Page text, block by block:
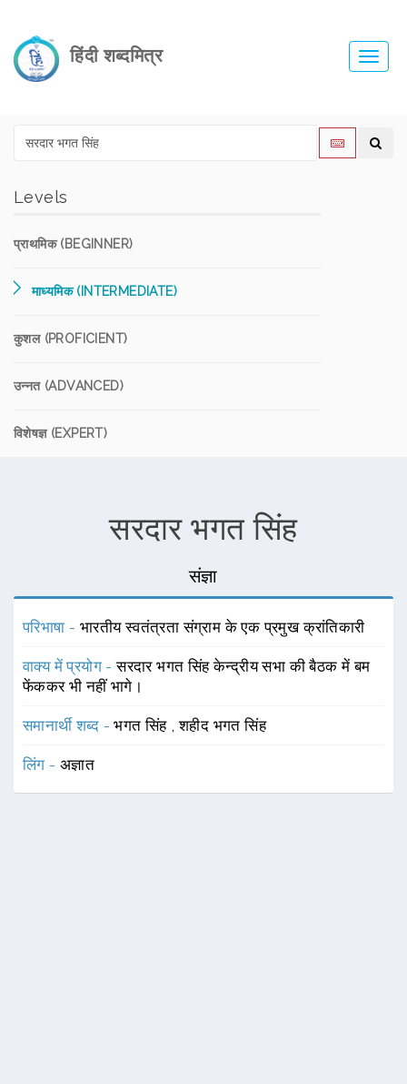
हिंदी शब्दमित्र
Levels
प्राथमिक (BEGINNER)
माध्यमिक (INTERMEDIATE)
कुशल (PROFICIENT)
उन्नत (ADVANCED)
विशेषज्ञ (EXPERT)
सरदार भगत सिंह
संज्ञा
परिभाषा - भारतीय स्वतंत्रता संग्राम के एक प्रमुख क्रांतिकारी
वाक्य में प्रयोग -सरदार भगत सिंह केन्द्रीय सभा की बैठक में बम
फेंककर भी नहीं भागे।
समानार्थी शब्द -भगत सिंह ,शहीद भगत सिंह
लिंग - अज्ञात